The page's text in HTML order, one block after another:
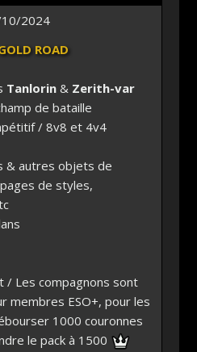
2024
ROAD
Tanlorin& Zerith-var
de bataille
/ 8v8 et 4v4
& autres objets de
de styles,
/ Les compagnons sont
membres ESO+, pour les
1000 couronnes
le pack à 1500